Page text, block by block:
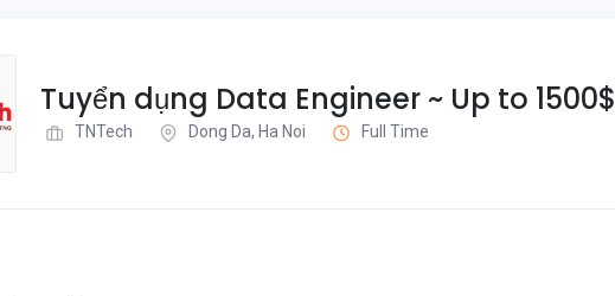
Tuyển dụng Data Engineer ~ Up to 1500$
TNTech Dong Da, Ha Noi Full Time